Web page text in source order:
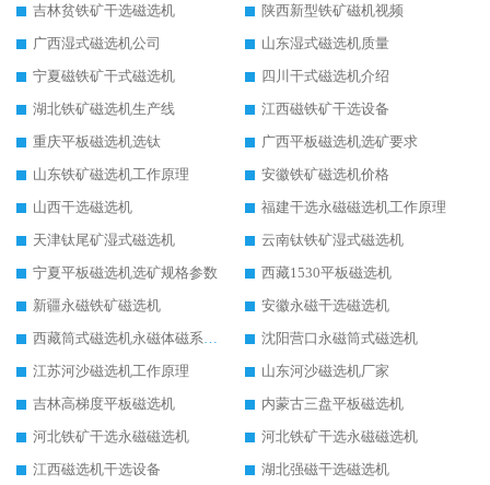
吉林贫铁矿干选磁选机
陕西新型铁矿磁机视频
广西湿式磁选机公司
山东湿式磁选机质量
宁夏磁铁矿干式磁选机
四川干式磁选机介绍
湖北铁矿磁选机生产线
江西磁铁矿干选设备
重庆平板磁选机选钛
广西平板磁选机选矿要求
山东铁矿磁选机工作原理
安徽铁矿磁选机价格
山西干选磁选机
福建干选永磁磁选机工作原理
天津钛尾矿湿式磁选机
云南钛铁矿湿式磁选机
宁夏平板磁选机选矿规格参数
西藏1530平板磁选机
新疆永磁铁矿磁选机
安徽永磁干选磁选机
西藏筒式磁选机永磁体磁系设计
沈阳营口永磁筒式磁选机
江苏河沙磁选机工作原理
山东河沙磁选机厂家
吉林高梯度平板磁选机
内蒙古三盘平板磁选机
河北铁矿干选永磁磁选机
河北铁矿干选永磁磁选机
江西磁选机干选设备
湖北强磁干选磁选机